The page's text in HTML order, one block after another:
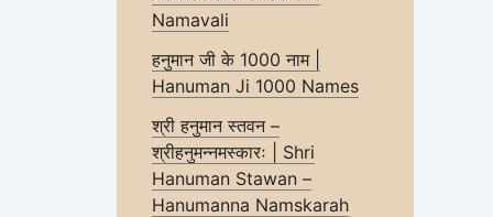
Namavali
हनुमान जी के 1000 नाम |
Hanuman Ji 1000 Names
श्री हनुमान स्तवन –
श्रीहनुमन्नमस्कारः | Shri
Hanuman Stawan –
Hanumanna Namskarah